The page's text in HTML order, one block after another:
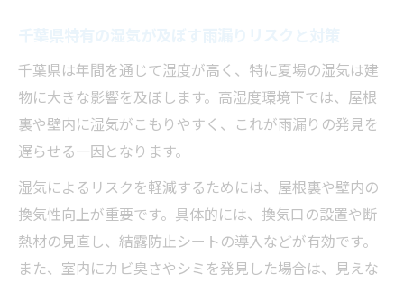
千葉県は年間を通じて湿度が高く、特に夏場の湿気は建
物に大きな影響を及ぼします。高湿度環境下では、屋根
裏や壁内に湿気がこもりやすく、これが雨漏りの発見を
遅らせる一因となります。
湿気によるリスクを軽減するためには、屋根裏や壁内の
換気性向上が重要です。具体的には、換気口の設置や断
熱材の見直し、結露防止シートの導入などが有効です。
また、室内にカビ臭さやシミを発見した場合は、見えな